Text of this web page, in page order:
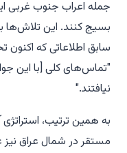
جمله اعراب جنوب غربی
بسیج کنند. این تلاش‌ها
سابق اطلاعاتی که اکنون
"تماس‌های کلی [با این
نیافتند."
به همین ترتیب، استراتژی
مستقر در شمال عراق نیز